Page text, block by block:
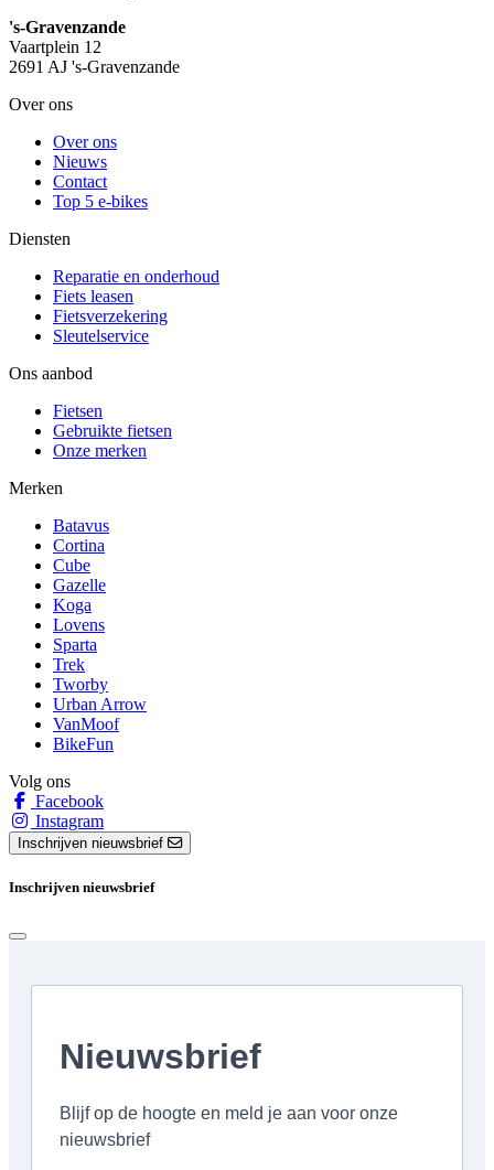
's-Gravenzande
Vaartplein 12
2691 AJ 's-Gravenzande
Over ons
Over ons
Nieuws
Contact
Top 5 e-bikes
Diensten
Reparatie en onderhoud
Fiets leasen
Fietsverzekering
Sleutelservice
Ons aanbod
Fietsen
Gebruikte fietsen
Onze merken
Merken
Batavus
Cortina
Cube
Gazelle
Koga
Lovens
Sparta
Trek
Tworby
Urban Arrow
VanMoof
BikeFun
Volg ons
Facebook
Instagram
Inschrijven nieuwsbrief
Inschrijven nieuwsbrief